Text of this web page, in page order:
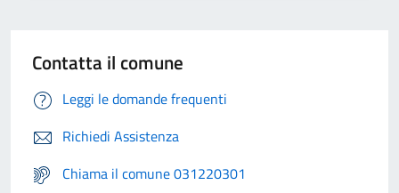
Contatta il comune
Leggi le domande frequenti
Richiedi Assistenza
Chiama il comune 031220301